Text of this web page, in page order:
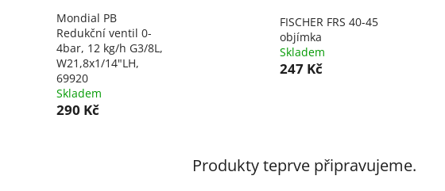
Mondial PB
Redukční ventil 0-
4bar, 12 kg/h G3/8L,
W21,8x1/14"LH,
69920
Skladem
290 Kč
FISCHER FRS 40-45
objímka
Skladem
247 Kč
Produkty teprve připravujeme.